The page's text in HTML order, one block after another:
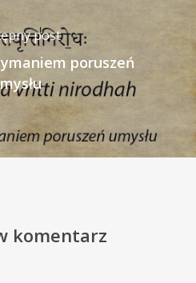
post
poruszeń
komentarz